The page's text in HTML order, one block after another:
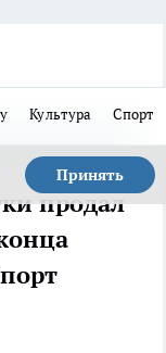
Культура Спорт
Принять
продал